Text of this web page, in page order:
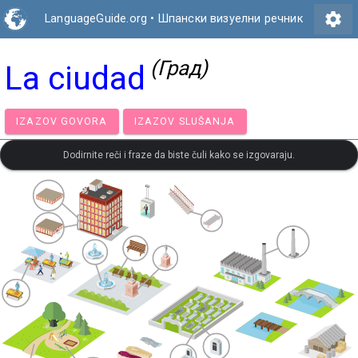
LanguageGuide.org • Шпански визуелни речник settings
La ciudad (Град)
IZAZOV GOVORA IZAZOV SLUŠANJA
Dodirnite reči i fraze da biste čuli kako se izgovaraju.